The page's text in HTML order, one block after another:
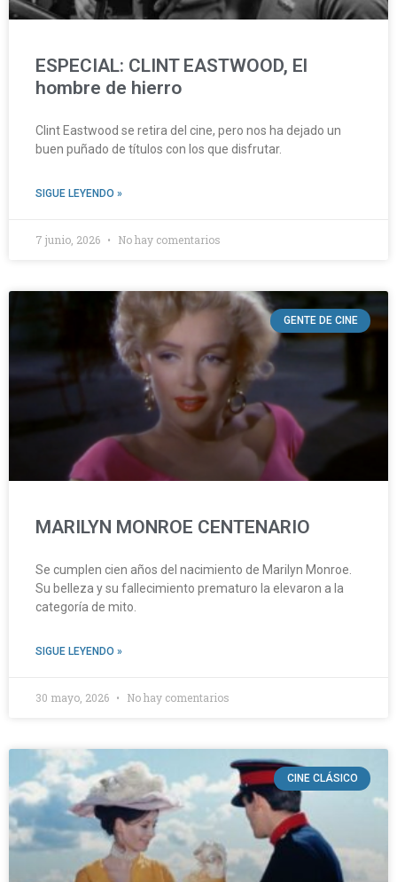
ESPECIAL: CLINT EASTWOOD, El
hombre de hierro
Clint Eastwood se retira del cine, pero nos ha dejado un
buen puñado de títulos con los que disfrutar.
SIGUE LEYENDO »
7 junio, 2026 No hay comentarios
GENTE DE CINE
MARILYN MONROE CENTENARIO
Se cumplen cien años del nacimiento de Marilyn Monroe.
Su belleza y su fallecimiento prematuro la elevaron a la
categoría de mito.
SIGUE LEYENDO »
30 mayo, 2026 No hay comentarios
CINE CLÁSICO